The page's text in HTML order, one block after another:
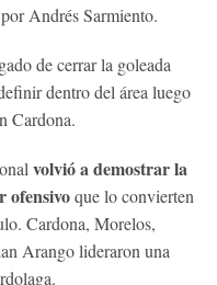
Andrés Sarmiento.
de cerrar la goleada
dentro del área luego
Cardona.
volvió a demostrar la
ofensivoque lo convierten
Cardona, Morelos,
Arango lideraron una